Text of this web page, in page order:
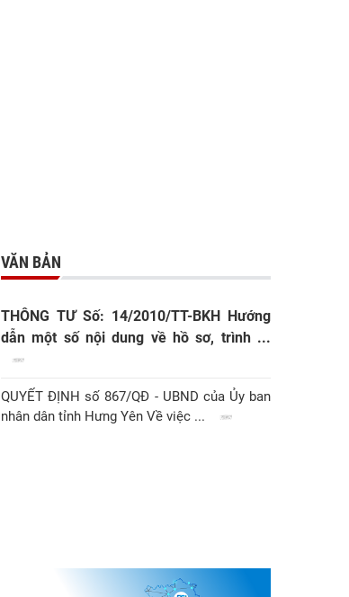
VĂN BẢN
THÔNG TƯ Số: 14/2010/TT-BKH Hướng
dẫn một số nội dung về hồ sơ, trình ...
QUYẾT ĐỊNH số 867/QĐ - UBND của Ủy ban
nhân dân tỉnh Hưng Yên Về việc ...